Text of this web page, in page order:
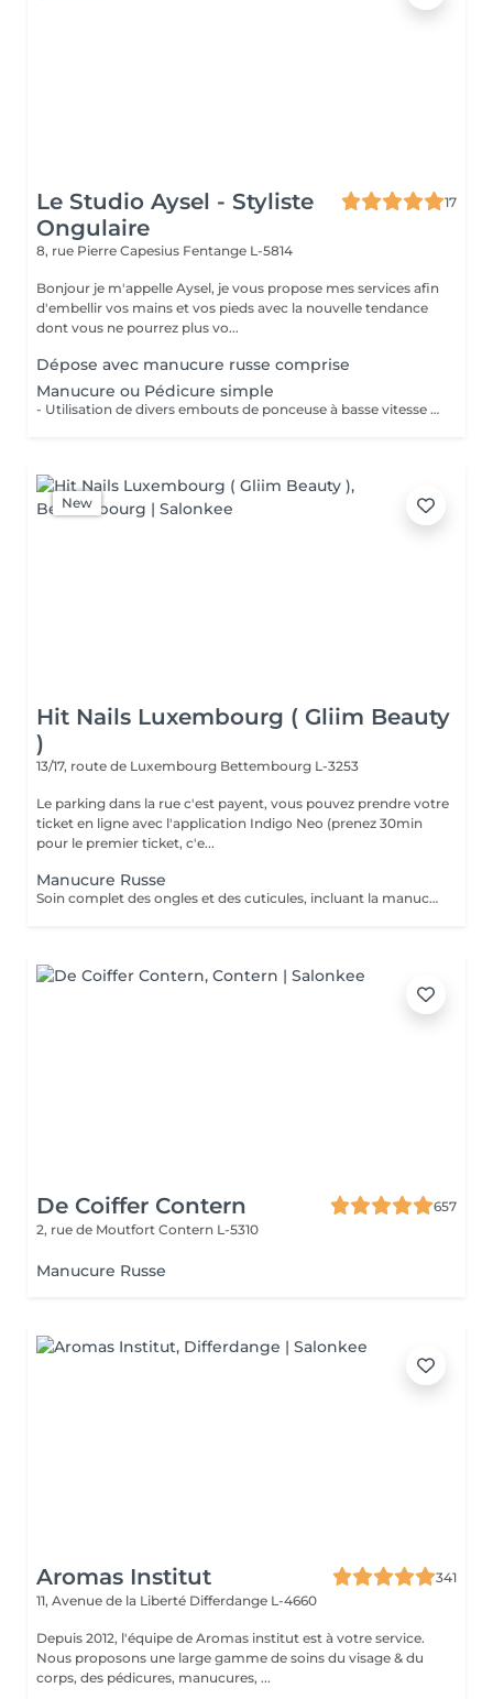
Le Studio Aysel - Styliste
Ongulaire
17
8, rue Pierre Capesius Fentange L-5814
Bonjour je m'appelle Aysel, je vous propose mes services afin
d'embellir vos mains et vos pieds avec la nouvelle tendance
dont vous ne pourrez plus vo...
Dépose avec manucure russe comprise
Manucure ou Pédicure simple
- Utilisation de divers embouts de ponceuse à basse vitesse pour décoller, soulever et éliminer les cuticules. - Limage des ongles - Application d'une huile à cuticule et crème avec massage
New
Hit Nails Luxembourg ( Gliim Beauty
)
13/17, route de Luxembourg Bettembourg L-3253
Le parking dans la rue c'est payent, vous pouvez prendre votre
ticket en ligne avec l'application Indigo Neo (prenez 30min
pour le premier ticket, c'e...
Manucure Russe
Soin complet des ongles et des cuticules, incluant la manucure russe, le limage et la mise en forme, suivi de l'application d'un vernis traditionnel transparent pour des mains nettes, soignées et élégantes.
De Coiffer Contern
657
2, rue de Moutfort Contern L-5310
Manucure Russe
Aromas Institut
341
11, Avenue de la Liberté Differdange L-4660
Depuis 2012, l'équipe de Aromas institut est à votre service.
Nous proposons une large gamme de soins du visage & du
corps, des pédicures, manucures, ...